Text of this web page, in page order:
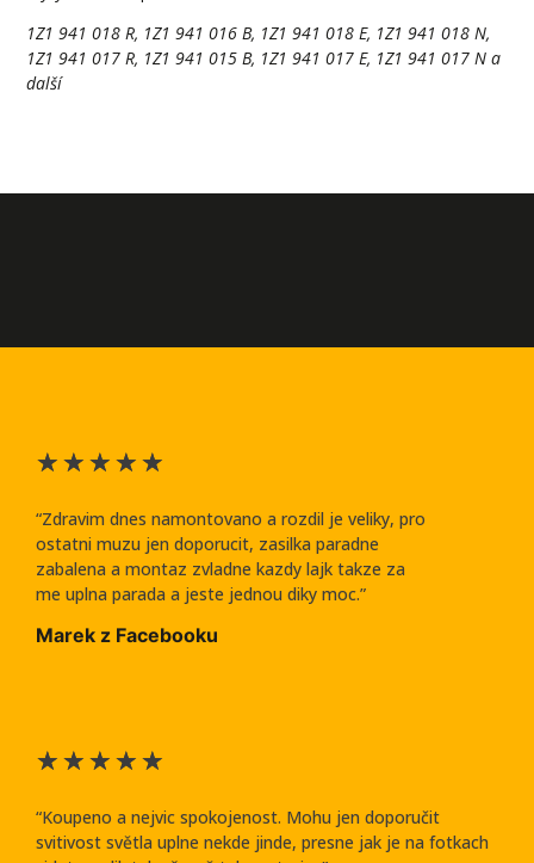
1Z1 941 018 R, 1Z1 941 016 B, 1Z1 941 018 E, 1Z1 941 018 N,
1Z1 941 017 R, 1Z1 941 015 B, 1Z1 941 017 E, 1Z1 941 017 N a
další
★ ★ ★ ★ ★
“Zdravim dnes namontovano a rozdil je veliky, pro
ostatni muzu jen doporucit, zasilka paradne
zabalena a montaz zvladne kazdy lajk takze za
me uplna parada a jeste jednou diky moc.”
Marek z Facebooku
★ ★ ★ ★ ★
“Koupeno a nejvic spokojenost. Mohu jen doporučit
svitivost světla uplne nekde jinde, presne jak je na fotkach